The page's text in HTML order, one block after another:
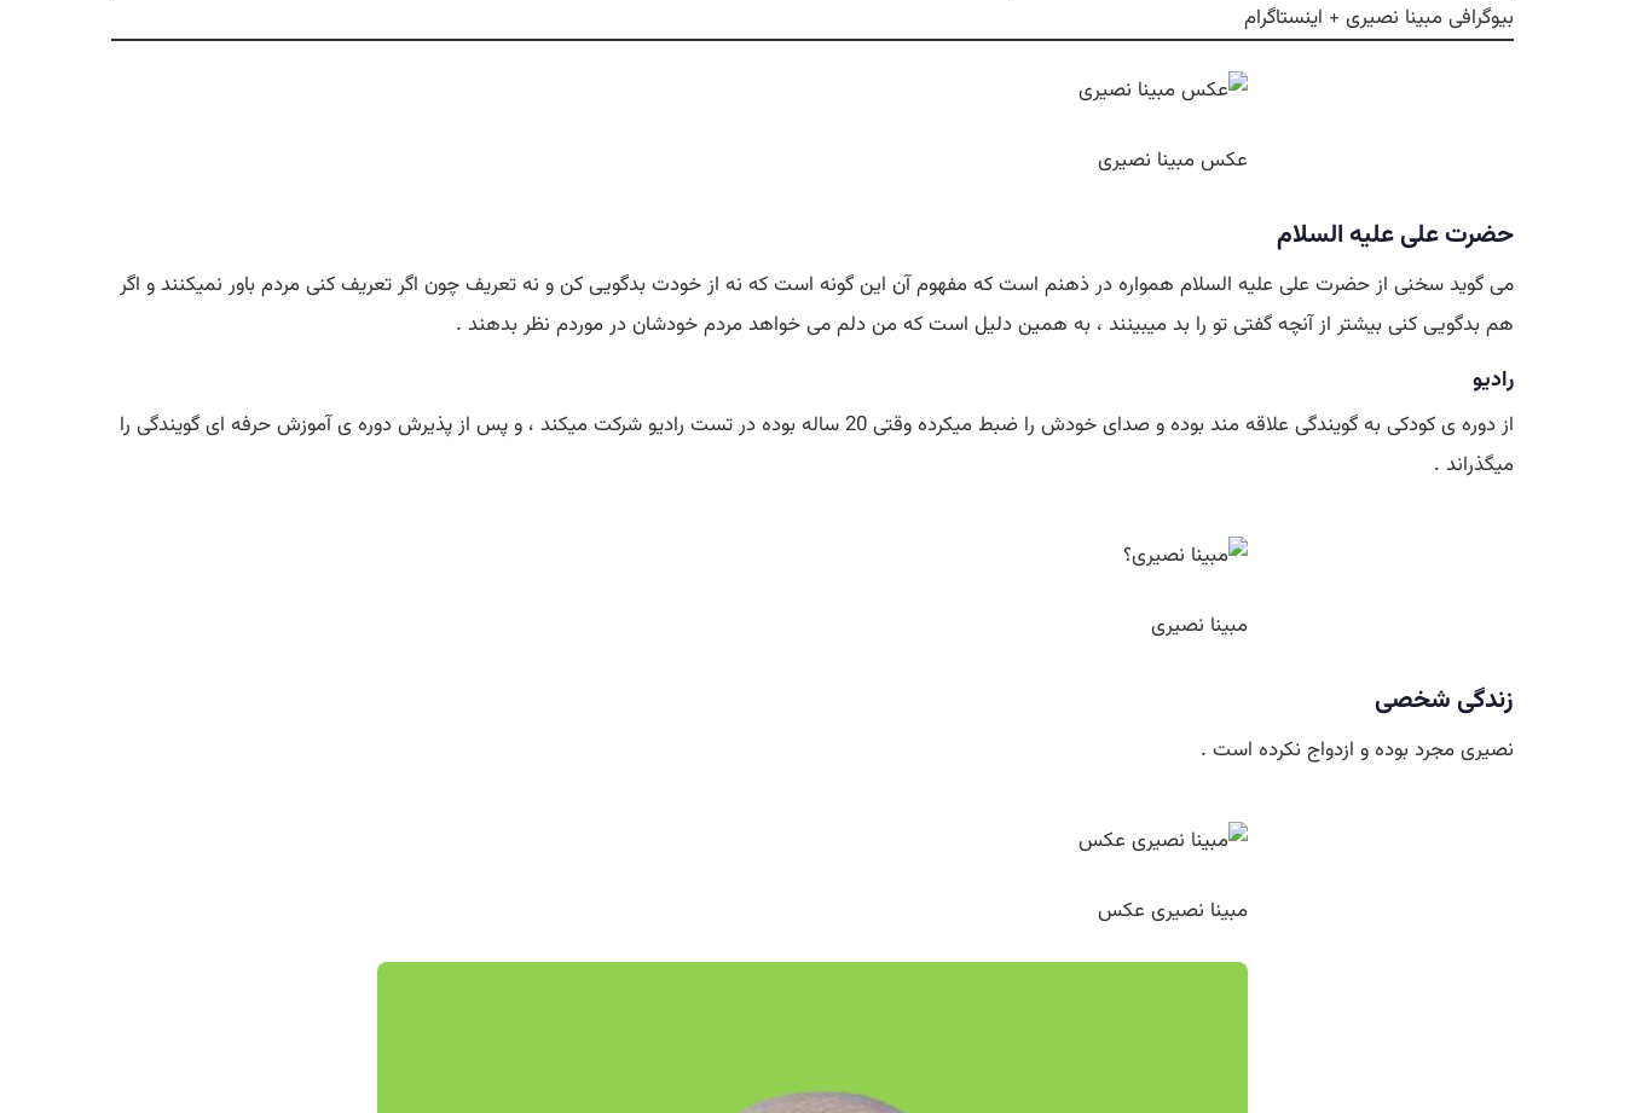
بیوگرافی مبینا نصیری + اینستاگرام
عکس مبینا نصیری
حضرت علی علیه السلام
می گوید سخنی از حضرت علی علیه السلام همواره در ذهنم است که مفهوم آن این گونه است که نه از خودت بدگویی کن و نه تعریف چون اگر تعریف کنی مردم باور نمیکنند و اگر
هم بدگویی کنی بیشتر از آنچه گفتی تو را بد میبینند ، به همین دلیل است که من دلم می خواهد مردم خودشان در موردم نظر بدهند .
رادیو
از دوره ی کودکی به گویندگی علاقه مند بوده و صدای خودش را ضبط میکرده وقتی 20 ساله بوده در تست رادیو شرکت میکند ، و پس از پذیرش دوره ی آموزش حرفه ای گویندگی را
میگذراند .
مبینا نصیری
زندگی شخصی
نصیری مجرد بوده و ازدواج نکرده است .
مبینا نصیری عکس